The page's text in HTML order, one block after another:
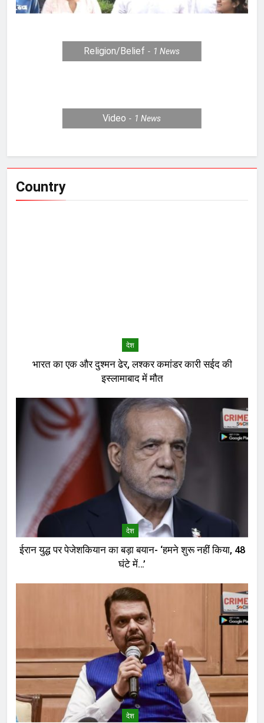
Religion/Belief 1News
Video 1News
Country
देश
भारत का एक और दुश्मन ढेर, लश्कर कमांडर कारी सईद की
इस्लामाबाद में मौत
देश
ईरान युद्ध पर पेजेशकियान का बड़ा बयान- ‘हमने शुरू नहीं किया, 48
घंटे में…’
देश